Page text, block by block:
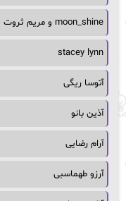
moon_shine و مریم ثروت
stacey lynn
آتوسا ریگی
آذین بانو
آرام رضایی
آرزو طهماسبی